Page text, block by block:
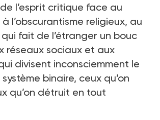
l’esprit critique face au
l’obscurantisme religieux, au
fait de l’étranger un bouc
réseaux sociaux et aux
divisent inconsciemment le
binaire, ceux qu’on
qu’on détruit en tout